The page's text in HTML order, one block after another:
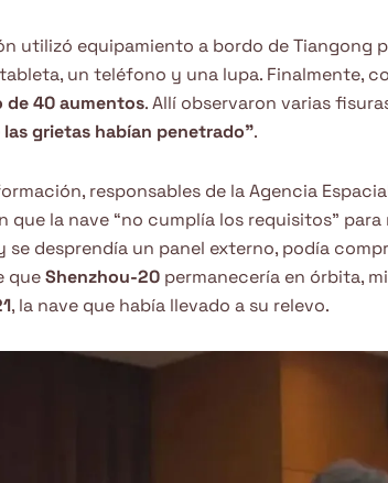
utilizó equipamiento a bordo de Tiangong
un teléfono y una lupa. Finalmente,
de 40 aumentos. Allí observaron varias
las grietas habían penetrado”.
responsables de la Agencia
que la nave “no cumplía los requisitos”
se desprendía un panel externo, podía
queShenzhou-20 permanecería en órbita,
, la nave que había llevado a su relevo.